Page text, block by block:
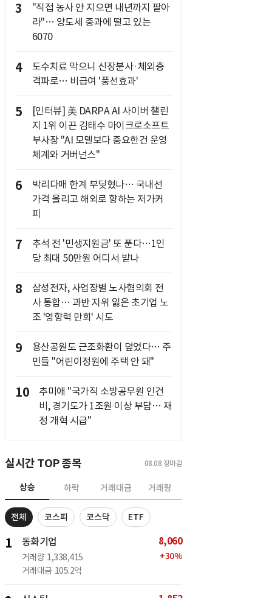
3
"직접 농사 안 지으면 내년까지 팔아
라"… 양도세 중과에 떨고 있는
6070
4
도수치료 막으니 신장분사·체외충
격파로… 비급여 '풍선효과'
5
[인터뷰] 美 DARPA AI 사이버 챌린
지 1위 이끈 김태수 마이크로소프트
부사장 "AI 모델보다 중요한건 운영
체계와 거버넌스"
6
박리다매 한계 부딪혔나… 국내선
가격 올리고 해외로 향하는 저가커
피
7
추석 전 '민생지원금' 또 푼다…1인
당 최대 50만원 어디서 받나
8
삼성전자, 사업장별 노사협의회 전
사 통합… 과반 지위 잃은 초기업 노
조 '영향력 만회' 시도
9
용산공원도 근조화환이 덮었다… 주
민들 "어린이정원에 주택 안 돼"
10
추미애 "국가직 소방공무원 인건
비, 경기도가 1조원 이상 부담… 재
정 개혁 시급"
실시간 TOP 종목 08.08 장마감
상승 하락 거래대금 거래량
전체 코스피 코스닥 ETF
1 동화기업
거래량 1,338,415
거래대금 105.2억
8,060
+30%